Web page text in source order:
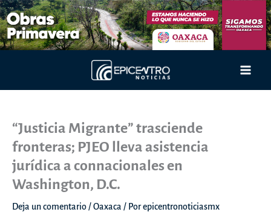
Ir
al
contenido
“Justicia Migrante” trasciende
fronteras; PJEO lleva asistencia
jurídica a connacionales en
Washington, D.C.
Deja un comentario/Oaxaca / Porepicentronoticiasmx